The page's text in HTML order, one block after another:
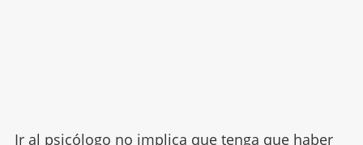
Ir al psicólogo no implica que tenga que haber